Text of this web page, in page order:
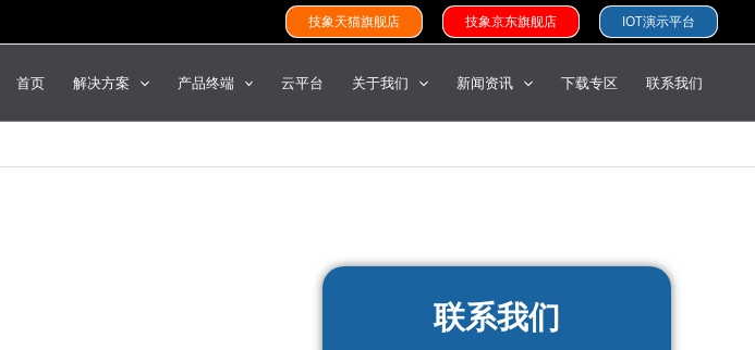
技象天猫旗舰店 技象京东旗舰店 IOT演示平台
首页 解决方案 产品终端 云平台 关于我们 新闻资讯 下载专区 联系我们
联系我们